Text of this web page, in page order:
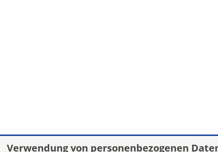
Verwendung von personenbezogenen